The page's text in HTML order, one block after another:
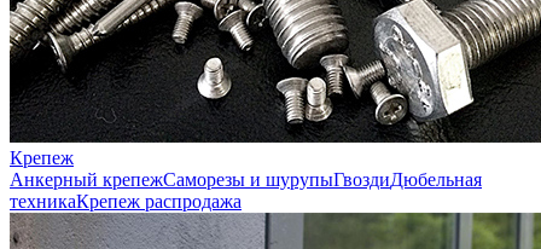
Крепеж
Анкерный крепежСаморезы и шурупыГвоздиДюбельная
техникаКрепеж распродажа